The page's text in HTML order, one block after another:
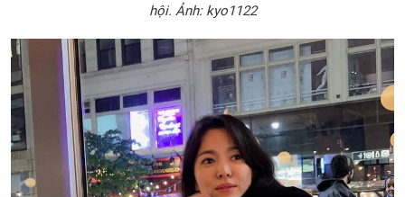
hội. Ảnh: kyo1122